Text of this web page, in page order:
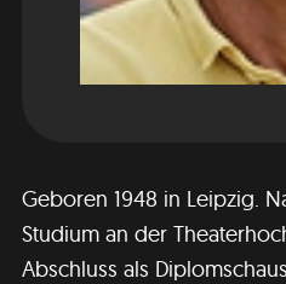
Geboren 1948 in Leipzig.
Studium an der
Abschluss als